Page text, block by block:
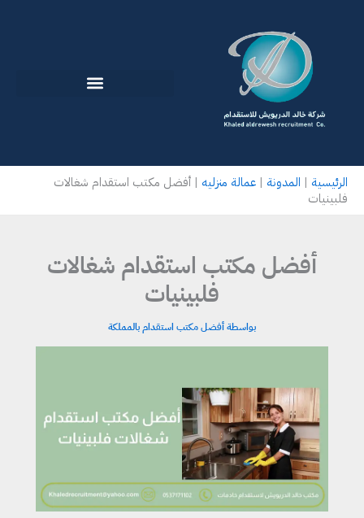
الرئيسية | المدونة | عمالة منزليه | أفضل مكتب استقدام شغالات
فلبينيات
أفضل مكتب استقدام شغالات
فلبينيات
بواسطةأفضل مكتب استقدام بالمملكة